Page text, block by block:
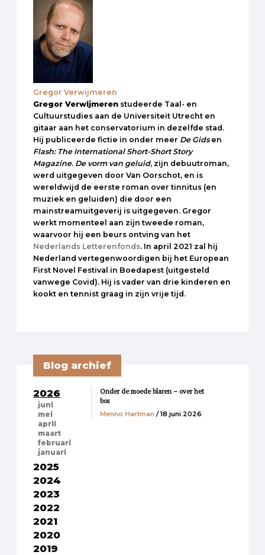
Gregor Verwijmeren
Gregor Verwijmeren studeerde Taal- en
Cultuurstudies aan de Universiteit Utrecht en
gitaar aan het conservatorium in dezelfde stad.
Hij publiceerde fictie in onder meer De Gidsen
Flash: The International Short-Short Story
Magazine. De vorm van geluid, zijn debuutroman,
werd uitgegeven door Van Oorschot, en is
wereldwijd de eerste roman over tinnitus (en
muziek en geluiden) die door een
mainstreamuitgeverij is uitgegeven. Gregor
werkt momenteel aan zijn tweede roman,
waarvoor hij een beurs ontving van het
Nederlands Letterenfonds. In april 2021 zal hij
Nederland vertegenwoordigen bij het European
First Novel Festival in Boedapest (uitgesteld
vanwege Covid). Hij is vader van drie kinderen en
kookt en tennist graag in zijn vrije tijd.
Blog archief
2026
juni
mei
april
maart
februari
januari
2025
2024
2023
2022
2021
2020
2019
Onder de moede blaren – over het
bos
Menno Hartman / 18 juni 2026